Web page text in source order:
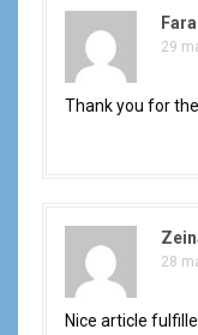
29
Thank you for
28
Nice article